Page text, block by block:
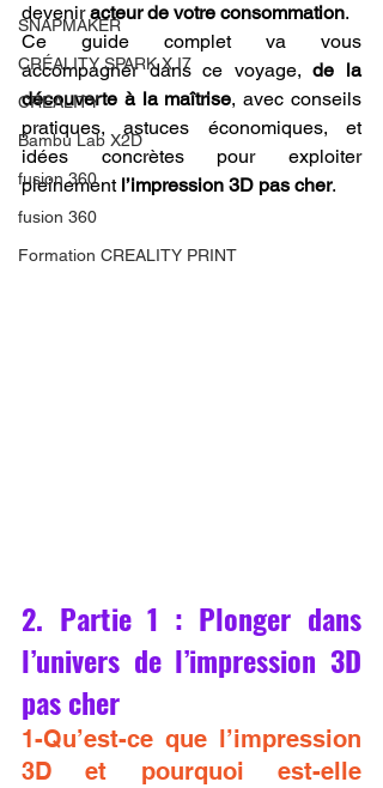
SNAPMAKER
CRÉALITY SPARK X I7
CREALITY
Bambu Lab X2D
fusion 360
fusion 360
Formation CREALITY PRINT
devenir acteur de votre consommation.
Ce guide complet va vous
accompagner dans ce voyage, de la
découverte à la maîtrise, avec conseils
pratiques, astuces économiques, et
idées concrètes pour exploiter
pleinement l’impression 3D pas cher.
2. Partie 1 : Plonger dans
l’univers de l’impression 3D
pas cher
1-Qu’est-ce que l’impression
3D et pourquoi est-elle